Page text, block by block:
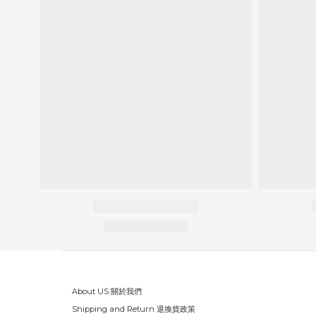
About US 關於我們
Shipping and Return 退換貨政策